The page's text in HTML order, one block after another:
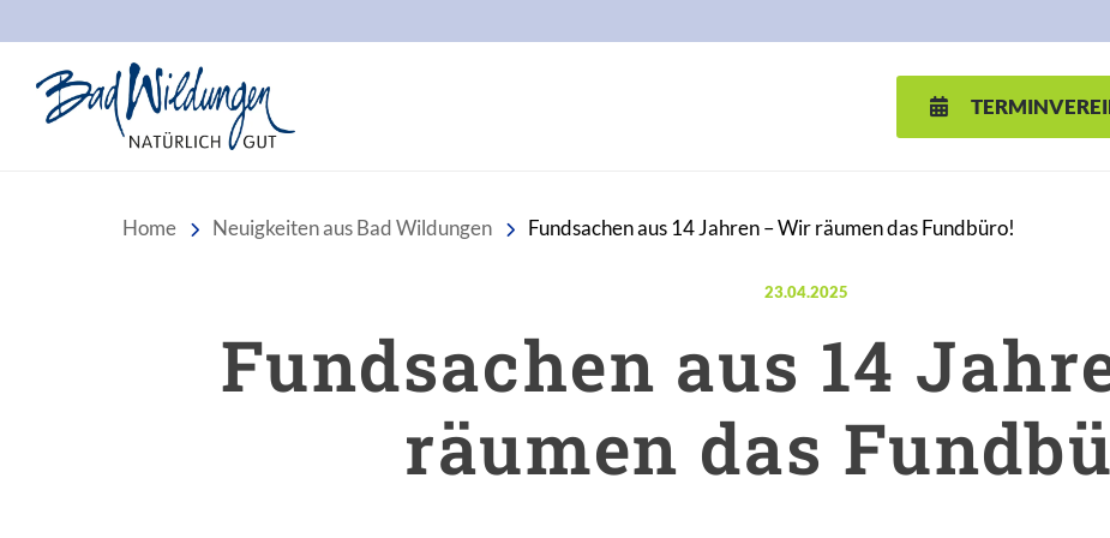
Home Neuigkeiten aus Bad Wildungen Fundsachen aus 14 Jahren – Wir räumen das Fundbüro!
Veröffentlicht am:
23.04.2025
Fundsachen aus 14
räumen das